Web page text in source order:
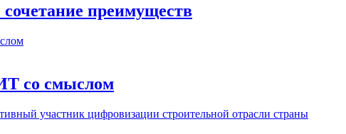
преимуществ
со смыслом